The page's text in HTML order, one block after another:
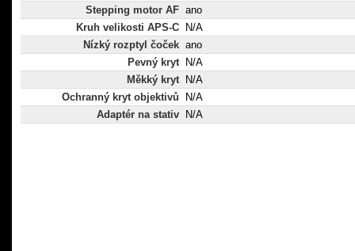
Stepping motor AF ano
Kruh velikosti APS-C
N/A
Nízký rozptyl čoček ano
Pevný kryt
N/A
Měkký kryt
N/A
Ochranný kryt objektivů
N/A
Adaptér na stativ
N/A